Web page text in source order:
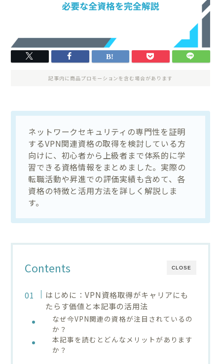
記事内に商品プロモーションを含む場合があります
ネットワークセキュリティの専門性を証明
するVPN関連資格の取得を検討している方
向けに、初心者から上級者まで体系的に学
習できる資格情報をまとめました。実際の
転職活動や昇進での評価実績も含めて、各
資格の特徴と活用方法を詳しく解説しま
す。
CLOSE
Contents
はじめに：VPN資格取得がキャリアにも
たらす価値と本記事の活用法
なぜ今VPN関連の資格が注目されているの
か？
本記事を読むとどんなメリットがあります
か？